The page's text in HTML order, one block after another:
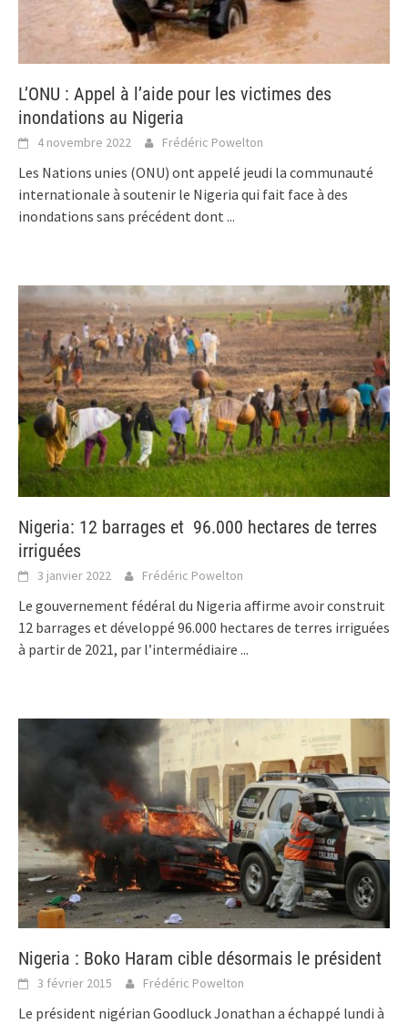
L’ONU : Appel à l’aide pour les victimes des
inondations au Nigeria
4 novembre 2022 Frédéric Powelton
Les Nations unies (ONU) ont appelé jeudi la communauté
internationale à soutenir le Nigeria qui fait face à des
inondations sans précédent dont ...
Nigeria: 12 barrages et 96.000 hectares de terres
irriguées
3 janvier 2022 Frédéric Powelton
Le gouvernement fédéral du Nigeria affirme avoir construit
12 barrages et développé 96.000 hectares de terres irriguées
à partir de 2021, par l’intermédiaire ...
Nigeria : Boko Haram cible désormais le président
3 février 2015 Frédéric Powelton
Le président nigérian Goodluck Jonathan a échappé lundi à